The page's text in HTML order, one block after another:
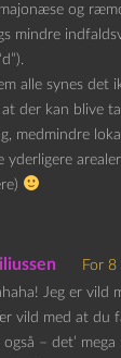
og
mindre
alle synes det
at der kan blive
medmindre
yderligere
For 8
Jeg er vild
vild med at du
– det’